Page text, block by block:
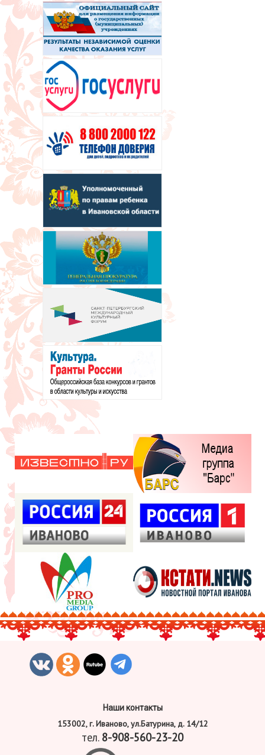
Наши контакты
153002, г. Иваново, ул.Батурина, д. 14/12
тел. 8-908-560-23-20